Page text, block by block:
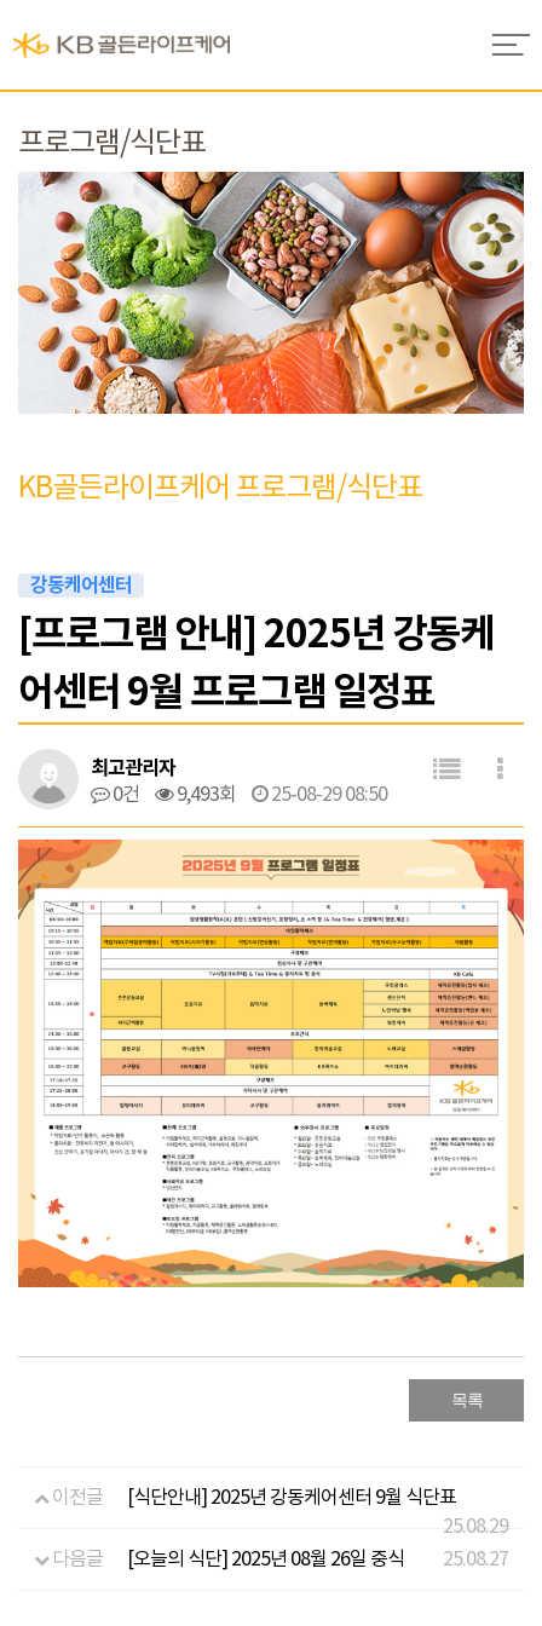
프로그램/식단표
KB골든라이프케어 프로그램/식단표
강동케어센터
[프로그램 안내] 2025년 강동케
어센터 9월 프로그램 일정표
최고관리자
0건 9,493회 25-08-29 08:50
목록
이전글
[식단안내] 2025년 강동케어센터 9월 식단표
25.08.29
다음글
[오늘의 식단] 2025년 08월 26일 중식 25.08.27